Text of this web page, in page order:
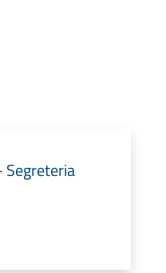
Segreteria